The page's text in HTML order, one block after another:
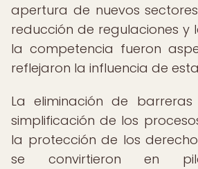
apertura de nuevos
reducción de regulaciones y
la competencia fueron
reflejaron la influencia de
La eliminación de barreras
simplificación de los
la protección de los
se convirtieron en